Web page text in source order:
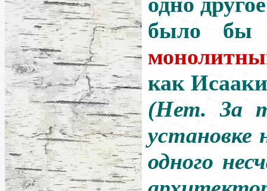
было бы
как
(Нет. За
установке
одного